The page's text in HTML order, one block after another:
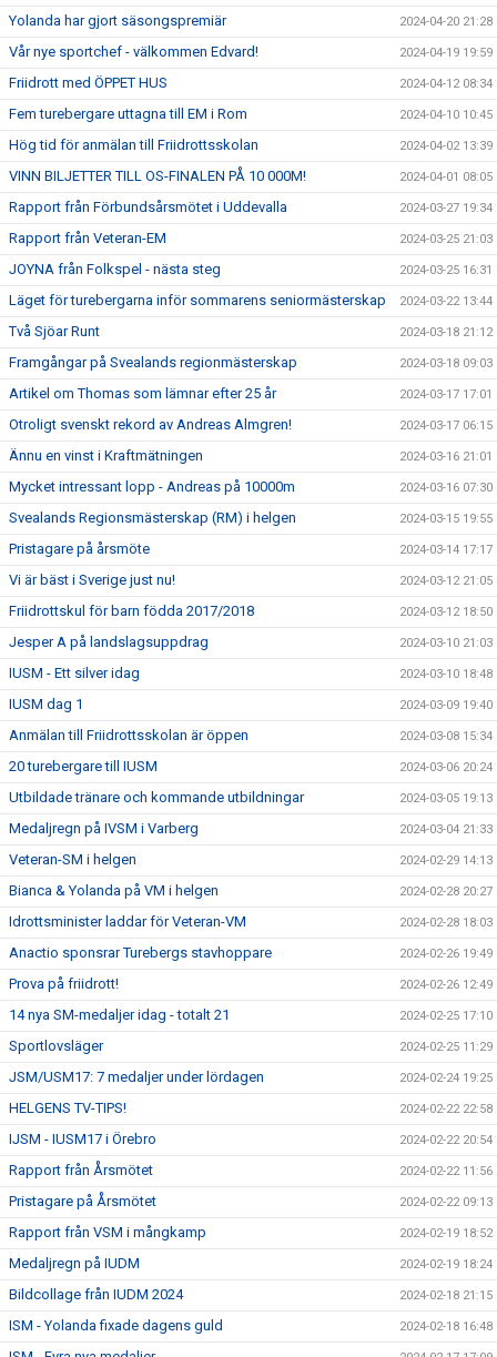
Yolanda har gjort säsongspremiär 2024-04-20 21:28
Vår nye sportchef - välkommen Edvard! 2024-04-19 19:59
Friidrott med ÖPPET HUS 2024-04-12 08:34
Fem turebergare uttagna till EM i Rom 2024-04-10 10:45
Hög tid för anmälan till Friidrottsskolan 2024-04-02 13:39
VINN BILJETTER TILL OS-FINALEN PÅ 10 000M! 2024-04-01 08:05
Rapport från Förbundsårsmötet i Uddevalla 2024-03-27 19:34
Rapport från Veteran-EM 2024-03-25 21:03
JOYNA från Folkspel - nästa steg 2024-03-25 16:31
Läget för turebergarna inför sommarens seniormästerskap 2024-03-22 13:44
Två Sjöar Runt 2024-03-18 21:12
Framgångar på Svealands regionmästerskap 2024-03-18 09:03
Artikel om Thomas som lämnar efter 25 år 2024-03-17 17:01
Otroligt svenskt rekord av Andreas Almgren! 2024-03-17 06:15
Ännu en vinst i Kraftmätningen 2024-03-16 21:01
Mycket intressant lopp - Andreas på 10000m 2024-03-16 07:30
Svealands Regionsmästerskap (RM) i helgen 2024-03-15 19:55
Pristagare på årsmöte 2024-03-14 17:17
Vi är bäst i Sverige just nu! 2024-03-12 21:05
Friidrottskul för barn födda 2017/2018 2024-03-12 18:50
Jesper A på landslagsuppdrag 2024-03-10 21:03
IUSM - Ett silver idag 2024-03-10 18:48
IUSM dag 1 2024-03-09 19:40
Anmälan till Friidrottsskolan är öppen 2024-03-08 15:34
20 turebergare till IUSM 2024-03-06 20:24
Utbildade tränare och kommande utbildningar 2024-03-05 19:13
Medaljregn på IVSM i Varberg 2024-03-04 21:33
Veteran-SM i helgen 2024-02-29 14:13
Bianca & Yolanda på VM i helgen 2024-02-28 20:27
Idrottsminister laddar för Veteran-VM 2024-02-28 18:03
Anactio sponsrar Turebergs stavhoppare 2024-02-26 19:49
Prova på friidrott! 2024-02-26 12:49
14 nya SM-medaljer idag - totalt 21 2024-02-25 17:10
Sportlovsläger 2024-02-25 11:29
JSM/USM17: 7 medaljer under lördagen 2024-02-24 19:25
HELGENS TV-TIPS! 2024-02-22 22:58
IJSM - IUSM17 i Örebro 2024-02-22 20:54
Rapport från Årsmötet 2024-02-22 11:56
Pristagare på Årsmötet 2024-02-22 09:13
Rapport från VSM i mångkamp 2024-02-19 18:52
Medaljregn på IUDM 2024-02-19 18:24
Bildcollage från IUDM 2024 2024-02-18 21:15
ISM - Yolanda fixade dagens guld 2024-02-18 16:48